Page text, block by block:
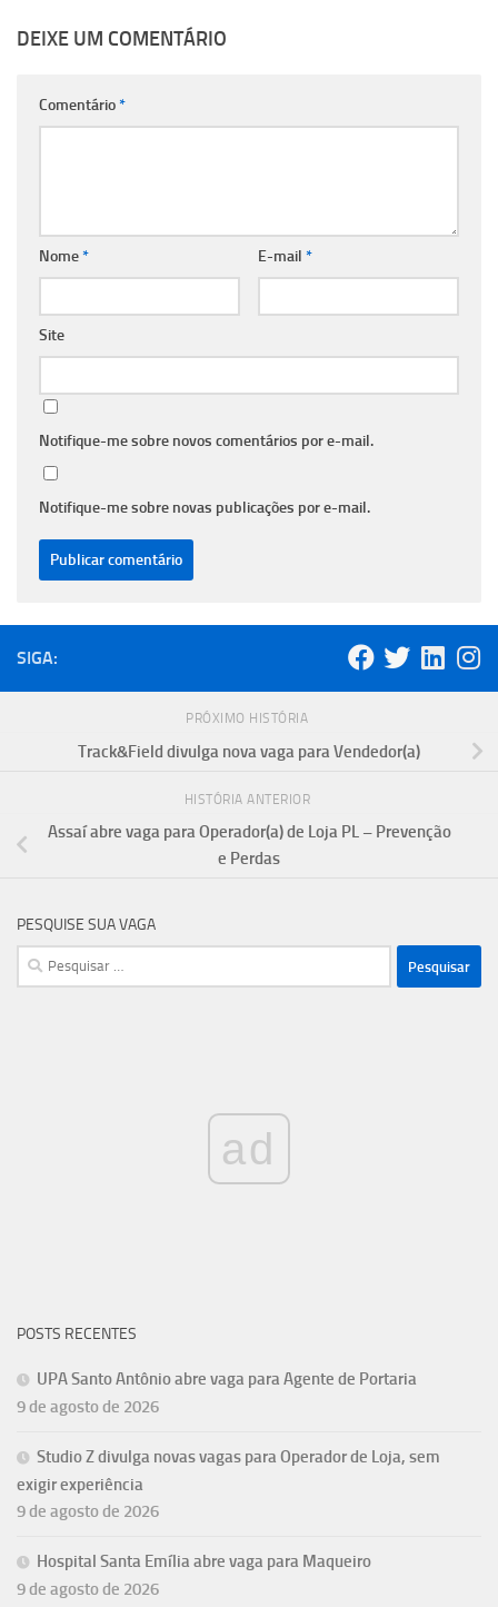
DEIXE UM COMENTÁRIO
Comentário*
Nome* E-mail *
Site
Notifique-me sobre novos comentários por e-mail.
Notifique-me sobre novas publicações por e-mail.
SIGA:
PRÓXIMO HISTÓRIA
Track&Field divulga nova vaga para Vendedor(a)
HISTÓRIA ANTERIOR
Assaí abre vaga para Operador(a) de Loja PL – Prevenção
e Perdas
PESQUISE SUA VAGA
Pesquisar
por:
ad
POSTS RECENTES
UPA Santo Antônio abre vaga para Agente de Portaria
9 de agosto de 2026
Studio Z divulga novas vagas para Operador de Loja, sem
exigir experiência
9 de agosto de 2026
Hospital Santa Emília abre vaga para Maqueiro
9 de agosto de 2026